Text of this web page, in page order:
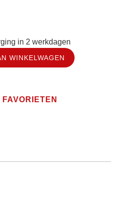
in 2 werkdagen
WINKELWAGEN